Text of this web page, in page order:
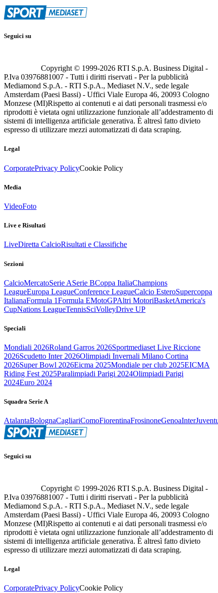
Seguici su
Copyright © 1999-2026 RTI S.p.A. Business Digital -
P.Iva 03976881007 - Tutti i diritti riservati - Per la pubblicità
Mediamond S.p.A. - RTI S.p.A., Mediaset N.V., sede legale
Amsterdam (Paesi Bassi) - Uffici Viale Europa 46, 20093 Cologno
Monzese (MI)Rispetto ai contenuti e ai dati personali trasmessi e/o
riprodotti è vietata ogni utilizzazione funzionale all’addestramento di
sistemi di intelligenza artificiale generativa. È altresì fatto divieto
espresso di utilizzare mezzi automatizzati di data scraping.
Legal
CorporatePrivacy PolicyCookie Policy
Media
VideoFoto
Live e Risultati
LiveDiretta CalcioRisultati e Classifiche
Sezioni
CalcioMercatoSerie ASerie BCoppa ItaliaChampions
LeagueEuropa LeagueConference LeagueCalcio EsteroSupercoppa
ItalianaFormula 1Formula EMotoGPAltri MotoriBasketAmerica's
CupNations LeagueTennisSciVolleyDrive UP
Speciali
Mondiali 2026Roland Garros 2026Sportmediaset Live Riccione
2026Scudetto Inter 2026Olimpiadi Invernali Milano Cortina
2026Super Bowl 2026Eicma 2025Mondiale per club 2025EICMA
Riding Fest 2025Paralimpiadi Parigi 2024Olimpiadi Parigi
2024Euro 2024
Squadra Serie A
AtalantaBolognaCagliariComoFiorentinaFrosinoneGenoaInter
Seguici su
Copyright © 1999-2026 RTI S.p.A. Business Digital -
P.Iva 03976881007 - Tutti i diritti riservati - Per la pubblicità
Mediamond S.p.A. - RTI S.p.A., Mediaset N.V., sede legale
Amsterdam (Paesi Bassi) - Uffici Viale Europa 46, 20093 Cologno
Monzese (MI)Rispetto ai contenuti e ai dati personali trasmessi e/o
riprodotti è vietata ogni utilizzazione funzionale all’addestramento di
sistemi di intelligenza artificiale generativa. È altresì fatto divieto
espresso di utilizzare mezzi automatizzati di data scraping.
Legal
CorporatePrivacy PolicyCookie Policy